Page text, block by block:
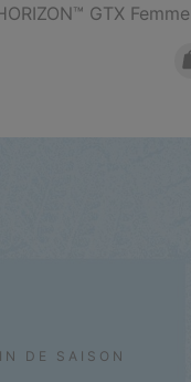
GTX Femme
DE SAISON